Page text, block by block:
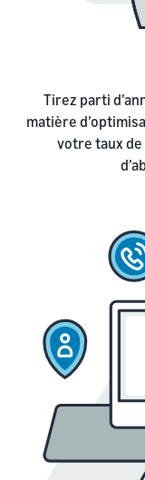
Tirez parti
matière
votre taux